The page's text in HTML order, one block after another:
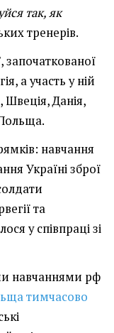
так, як
тренерів.
започаткованої
а участь у ній
Швеція, Данія,
Польща.
навчання
Україні зброї
та
у співпраці зі
навчаннями рф
тимчасово